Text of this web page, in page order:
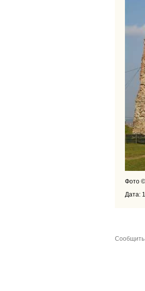
Фото
Дата:
Сообщить